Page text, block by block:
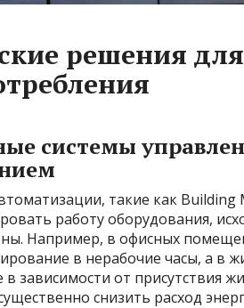
решения
системы
такие как Building
работу оборудования,
Например, в офисных
в нерабочие часы, а в
в зависимости от присутствия
снизить расход